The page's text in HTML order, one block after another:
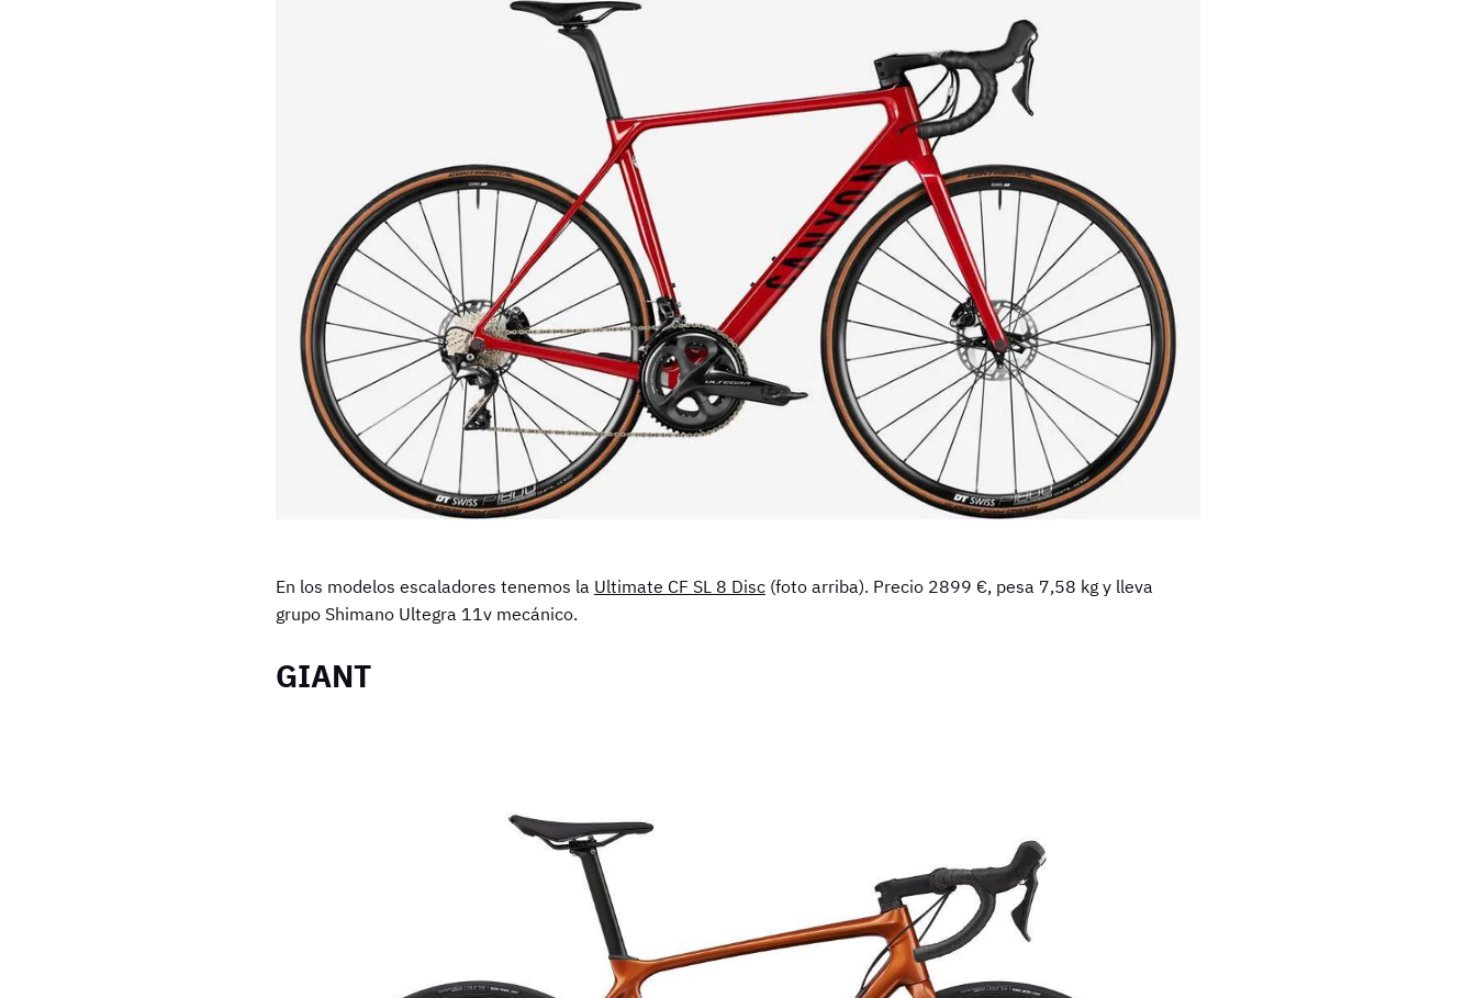
En los modelos escaladores tenemos la Ultimate CF SL 8 Disc(foto arriba). Precio 2899 €, pesa 7,58 kg y lleva
grupo Shimano Ultegra 11v mecánico.
GIANT